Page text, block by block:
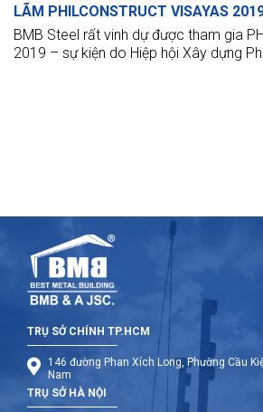
LÃM PHILCONSTRUCT VISAYAS
BMB Steel rất vinh dự được tham gia
2019 – sự kiện do Hiệp hội Xây dựng
TRỤ SỞ CHÍNH TP.HCM
146 đường Phan Xích Long, Phường Cầu
Nam
TRỤ SỞ HÀ NỘI